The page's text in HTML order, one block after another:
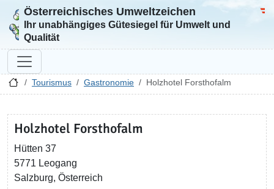
Zur Startseite
Österreichisches Umweltzeichen
Ihr unabhängiges Gütesiegel für Umwelt und
Qualität
Tourismus Gastronomie Holzhotel Forsthofalm
Holzhotel Forsthofalm
Hütten 37
5771 Leogang
Salzburg, Österreich